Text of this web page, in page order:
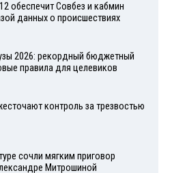
обеспечит Совбез и кабмин
данных о происшествиях
2026: рекордный бюджетный
правила для целевиков
контроль за трезвостью
сочли мягким приговор
Митрошиной